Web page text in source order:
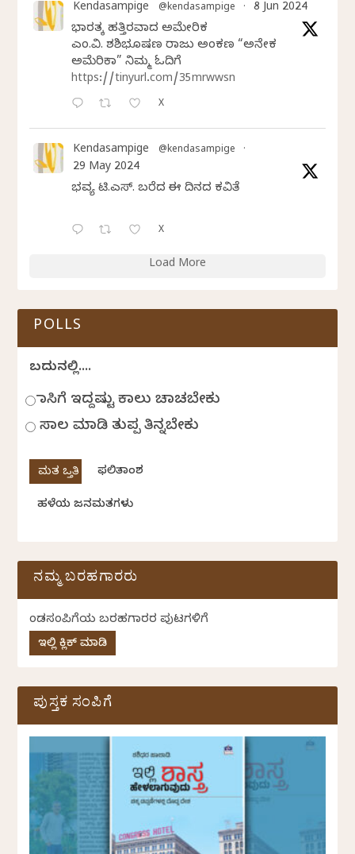
Kendasampige @kendasampige · 8 Jun 2024
ಭಾರತಕ್ಕೆ ಹತ್ತಿರವಾದ ಅಮೇರಿಕ
ಎಂ.ವಿ. ಶಶಿಭೂಷಣ ರಾಜು ಅಂಕಣ “ಅನೇಕ
ಅಮೆರಿಕಾ” ನಿಮ್ಮ ಓದಿಗೆ
https://tinyurl.com/35mrwwsn
X
Kendasampige @kendasampige ·
29 May 2024
ಭವ್ಯ ಟಿ.ಎಸ್. ಬರೆದ ಈ ದಿನದ ಕವಿತೆ
X
Load More
POLLS
ಬದುಕಿನಲ್ಲಿ....
ಹಾಸಿಗೆ ಇದ್ದಷ್ಟು ಕಾಲು ಚಾಚಬೇಕು
ಸಾಲ ಮಾಡಿ ತುಪ್ಪ ತಿನ್ನಬೇಕು
ಫಲಿತಾಂಶ
ಹಳೆಯ ಜನಮತಗಳು
ನಮ್ಮ ಬರಹಗಾರರು
ಕೆಂಡಸಂಪಿಗೆಯ ಬರಹಗಾರರ ಪುಟಗಳಿಗೆ
ಇಲ್ಲಿ ಕ್ಲಿಕ್ ಮಾಡಿ
ಪುಸ್ತಕ ಸಂಪಿಗೆ